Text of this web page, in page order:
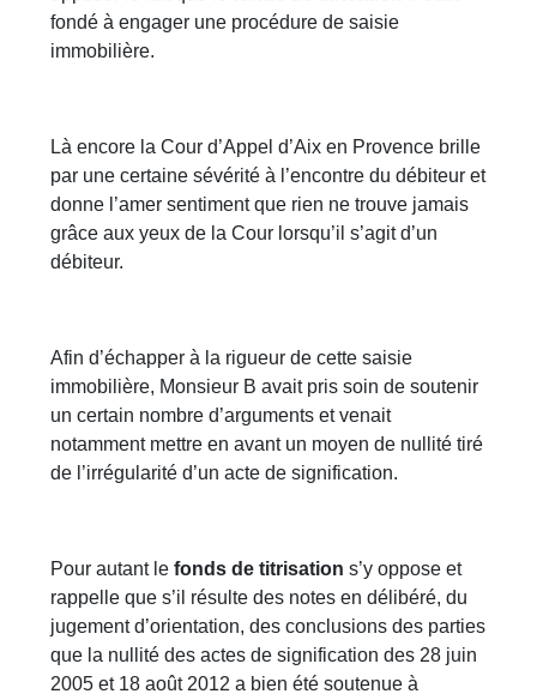
fondé à engager une procédure de saisie
immobilière.
Là encore la Cour d’Appel d’Aix en Provence brille
par une certaine sévérité à l’encontre du débiteur et
donne l’amer sentiment que rien ne trouve jamais
grâce aux yeux de la Cour lorsqu’il s’agit d’un
débiteur.
Afin d’échapper à la rigueur de cette saisie
immobilière, Monsieur B avait pris soin de soutenir
un certain nombre d’arguments et venait
notamment mettre en avant un moyen de nullité tiré
de l’irrégularité d’un acte de signification.
Pour autant lefonds de titrisation s’y oppose et
rappelle que s’il résulte des notes en délibéré, du
jugement d’orientation, des conclusions des parties
que la nullité des actes de signification des 28 juin
2005 et 18 août 2012 a bien été soutenue à